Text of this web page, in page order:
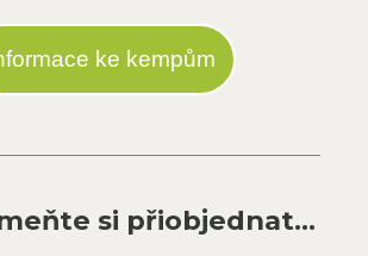
ke kempům
si přiobjednat...